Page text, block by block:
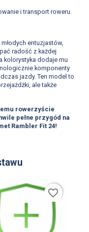
i transport roweru.
entuzjastów,
radość z każdej
kolorystyka dodaje mu
komponenty
jazdy. Ten model to
ale także
rowerzyście
pełne przygód na
Rambler Fit 24!
favorite_border